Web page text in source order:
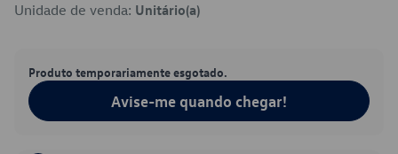
Unidade de venda: Unitário(a)
Produto temporariamente esgotado.
Avise-me quando chegar!